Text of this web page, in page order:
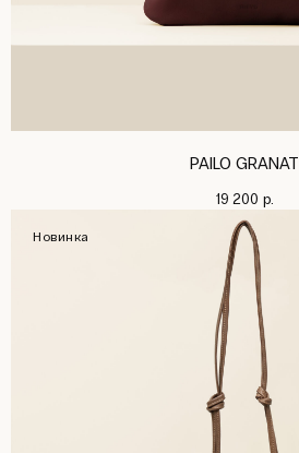
PAILO GRANAT
19 200 р.
Новинка